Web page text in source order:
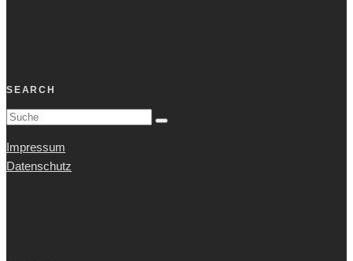
SEARCH
Impressum
Datenschutz